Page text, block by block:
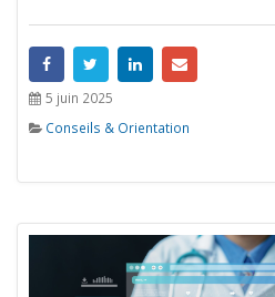
5 juin 2025
Conseils & Orientation